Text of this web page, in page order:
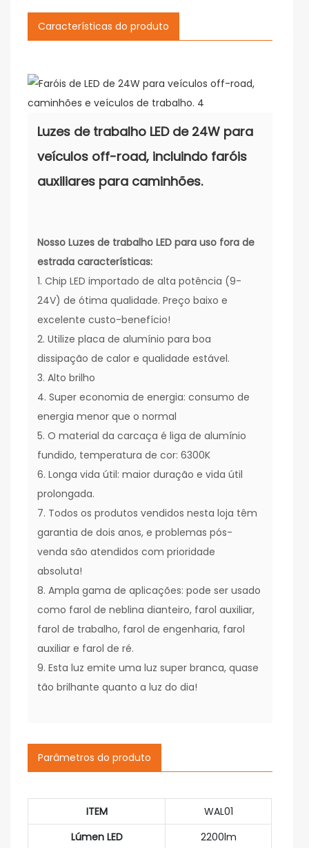
Características do produto
Luzes de trabalho LED de 24W para
veículos off-road, incluindo faróis
auxiliares para caminhões.
Nosso Luzes de trabalho LED para uso fora de
estrada características:
1. Chip LED importado de alta potência (9-
24V) de ótima qualidade. Preço baixo e
excelente custo-benefício!
2. Utilize placa de alumínio para boa
dissipação de calor e qualidade estável.
3. Alto brilho
4. Super economia de energia: consumo de
energia menor que o normal
5. O material da carcaça é liga de alumínio
fundido, temperatura de cor: 6300K
6. Longa vida útil: maior duração e vida útil
prolongada.
7. Todos os produtos vendidos nesta loja têm
garantia de dois anos, e problemas pós-
venda são atendidos com prioridade
absoluta!
8. Ampla gama de aplicações: pode ser usado
como farol de neblina dianteiro, farol auxiliar,
farol de trabalho, farol de engenharia, farol
auxiliar e farol de ré.
9. Esta luz emite uma luz super branca, quase
tão brilhante quanto a luz do dia!
Parâmetros do produto
ITEM
WAL01
Lúmen LED
2200lm